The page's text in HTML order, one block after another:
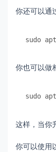
你还可以通
sudo
你也可以做
sudo
这样，当你
你可以使用